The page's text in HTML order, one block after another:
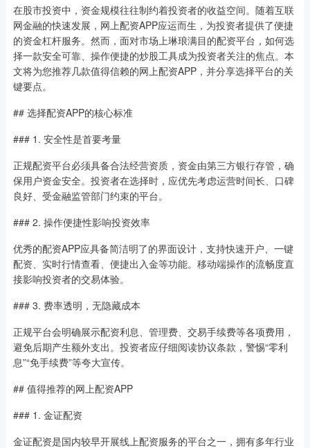
在股市投资中，资金规模往往制约着投资者的收益空间。随着互联
网金融的快速发展，网上配资APP应运而生，为投资者提供了便捷
的资金杠杆服务。然而，面对市场上琳琅满目的配资平台，如何选
择一款安全可靠、操作便捷的炒股工具成为投资者关注的焦点。本
文将为您推荐几款值得信赖的网上配资APP，并分享选择平台的关
键要点。
## 选择配资APP的核心标准
### 1. 安全性是首要考量
正规配资平台必须具备合法经营资质，资金由第三方银行存管，确
保用户资金安全。投资者在选择时，应优先考虑运营时间长、口碑
良好、受金融监管部门约束的平台。
### 2. 操作便捷性影响投资效率
优秀的配资APP应具备简洁明了的界面设计，支持快速开户、一键
配资、实时行情查看、便捷出入金等功能。移动端操作的流畅度直
接影响投资者的交易体验。
### 3. 费率透明，无隐藏成本
正规平台会明确展示配资利息、管理费、交易手续费等各项费用，
避免后期产生额外支出。投资者应仔细阅读协议条款，警惕“零利
息”“免手续费”等夸大宣传。
## 值得推荐的网上配资APP
### 1. 金证配资
金证配资是国内较早开展线上配资服务的平台之一，拥有多年行业